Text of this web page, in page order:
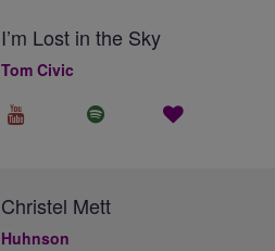
I’m Lost in the Sky
Tom Civic
Christel Mett
Huhnson